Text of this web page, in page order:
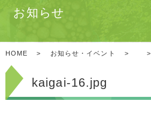
お知らせ
HOME > お知らせ・イベント > >
kaigai-16.jpg